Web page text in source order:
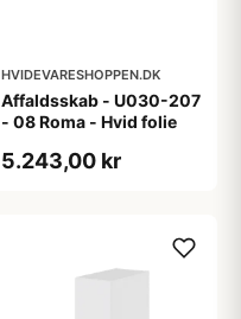
HVIDEVARESHOPPEN.DK
Affaldsskab - U030-207
- 08 Roma - Hvid folie
5.243,00 kr